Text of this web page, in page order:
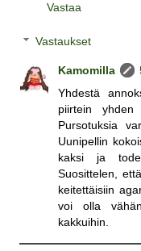
Vastaa
Vastaukset
Kamomilla
Yhdestä
piirtein yhden
Pursotuksia
Uunipellin
kaksi ja
Suosittelen,
keitettäisiin
voi olla
kakkuihin.